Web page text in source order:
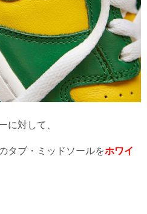
に対して、
タブ・ミッドソールをホワイ